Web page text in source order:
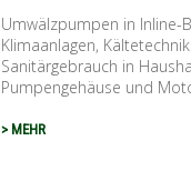
Umwälzpumpen in Inline-
Klimaanlagen,
Sanitärgebrauch in
Pumpengehäuse und
> MEHR